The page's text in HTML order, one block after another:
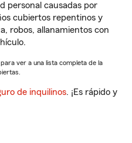
personal causadas por
cubiertos repentinos y
robos, allanamientos con
ver a una lista completa de la
de inquilinos. ¡Es rápido y